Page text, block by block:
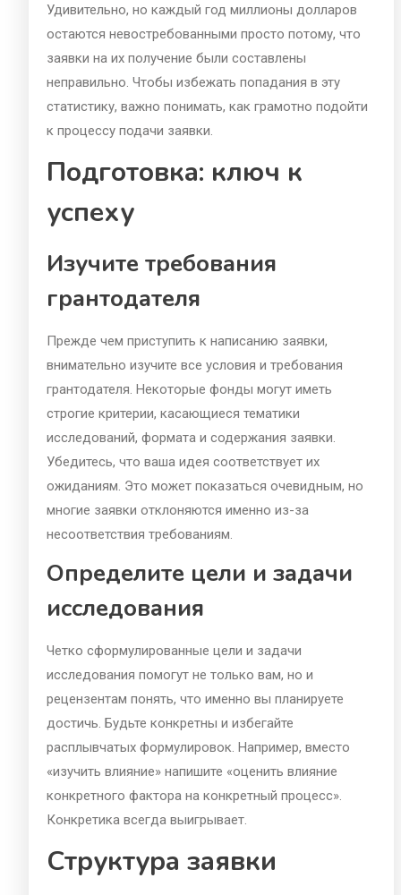
Удивительно, но каждый год миллионы долларов
остаются невостребованными просто потому, что
заявки на их получение были составлены
неправильно. Чтобы избежать попадания в эту
статистику, важно понимать, как грамотно подойти
к процессу подачи заявки.
Подготовка: ключ к
успеху
Изучите требования
грантодателя
Прежде чем приступить к написанию заявки,
внимательно изучите все условия и требования
грантодателя. Некоторые фонды могут иметь
строгие критерии, касающиеся тематики
исследований, формата и содержания заявки.
Убедитесь, что ваша идея соответствует их
ожиданиям. Это может показаться очевидным, но
многие заявки отклоняются именно из-за
несоответствия требованиям.
Определите цели и задачи
исследования
Четко сформулированные цели и задачи
исследования помогут не только вам, но и
рецензентам понять, что именно вы планируете
достичь. Будьте конкретны и избегайте
расплывчатых формулировок. Например, вместо
«изучить влияние» напишите «оценить влияние
конкретного фактора на конкретный процесс».
Конкретика всегда выигрывает.
Структура заявки